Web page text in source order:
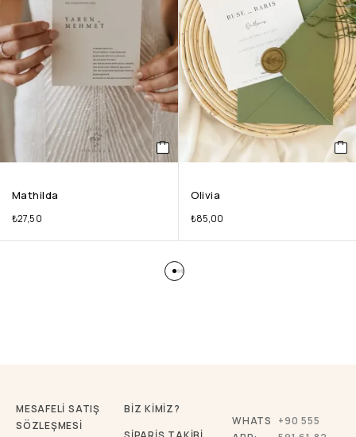
Mathilda
₺27,50
Olivia
₺85,00
MESAFELİ SATIŞ
SÖZLEŞMESİ
BİZ KİMİZ?
WHATS
+90 555